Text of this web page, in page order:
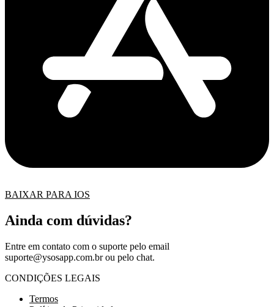
BAIXAR PARA IOS
Ainda com dúvidas?
Entre em contato com o suporte pelo email
suporte@ysosapp.com.brou pelo chat.
CONDIÇÕES LEGAIS
Termos